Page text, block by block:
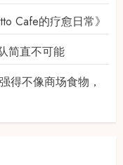
Cafe的疗愈日常》
简直不可能
得不像商场食物，